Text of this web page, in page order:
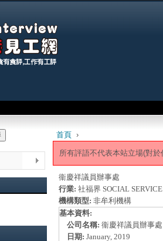
首頁›
所有評語不代表本站立場(對
衞慶祥議員辦事處
行業: 社福界 SOCIAL
機構類型: 非牟利機構
基本資料:
公司名稱: 衞慶祥議員辦事處
日期: January, 2019